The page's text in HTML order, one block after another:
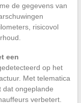
de gegevens van
risicovol
een
op het
Met telematica
dat ongeplande
verbetert.